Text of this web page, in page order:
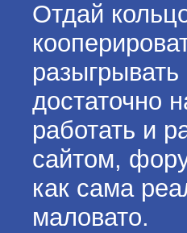
Отдай
достаточно
работать и
сайтом,
как сама
маловато.